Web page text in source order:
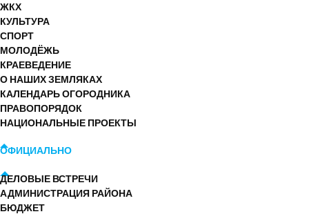
ЖКХ
КУЛЬТУРА
СПОРТ
МОЛОДЁЖЬ
КРАЕВЕДЕНИЕ
О НАШИХ ЗЕМЛЯКАХ
КАЛЕНДАРЬ ОГОРОДНИКА
ПРАВОПОРЯДОК
НАЦИОНАЛЬНЫЕ ПРОЕКТЫ
ОФИЦИАЛЬНО
ДЕЛОВЫЕ ВСТРЕЧИ
АДМИНИСТРАЦИЯ РАЙОНА
БЮДЖЕТ